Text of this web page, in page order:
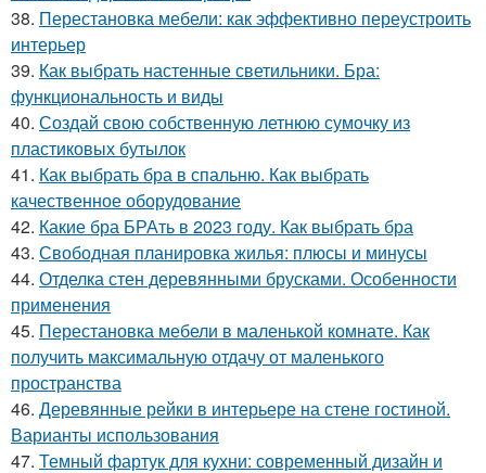
38. Перестановка мебели: как эффективно переустроить
интерьер
39. Как выбрать настенные светильники. Бра:
функциональность и виды
40. Создай свою собственную летнюю сумочку из
пластиковых бутылок
41. Как выбрать бра в спальню. Как выбрать
качественное оборудование
42. Какие бра БРАть в 2023 году. Как выбрать бра
43. Свободная планировка жилья: плюсы и минусы
44. Отделка стен деревянными брусками. Особенности
применения
45. Перестановка мебели в маленькой комнате. Как
получить максимальную отдачу от маленького
пространства
46. Деревянные рейки в интерьере на стене гостиной.
Варианты использования
47. Темный фартук для кухни: современный дизайн и